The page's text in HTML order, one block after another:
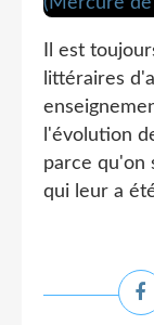
Il est
littéraires
l'évolution
parce qu'on
qui leur a